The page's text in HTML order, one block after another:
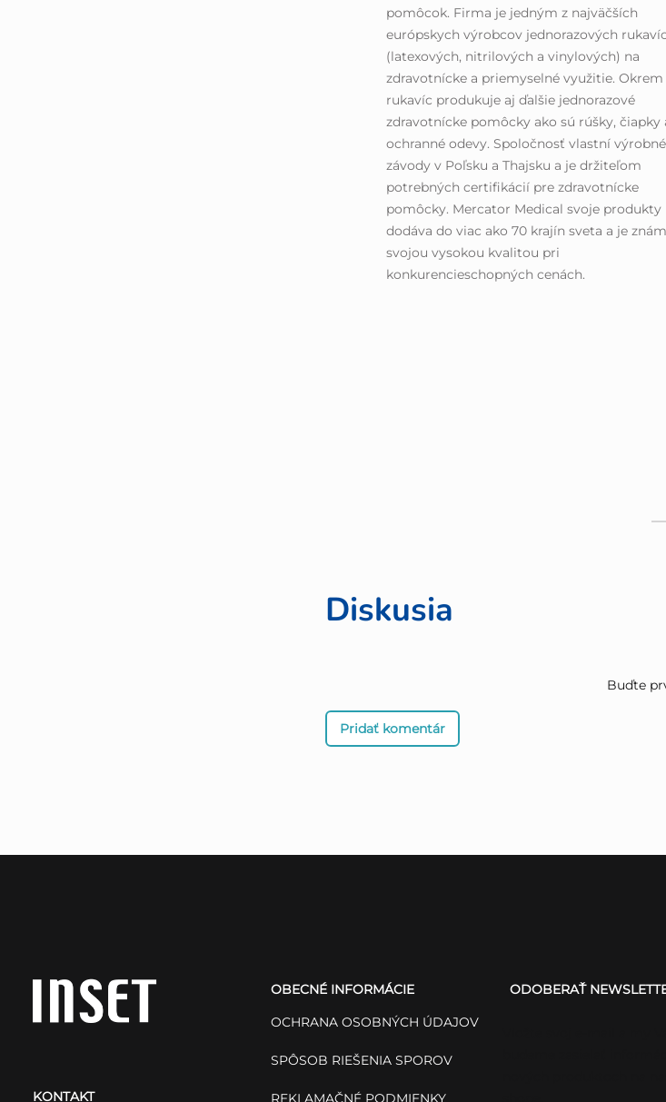
pomôcok. Firma je jedným z najväčších
európskych výrobcov jednorazových rukavíc
(latexových, nitrilových a vinylových) na
zdravotnícke a priemyselné využitie. Okrem
rukavíc produkuje aj ďalšie jednorazové
zdravotnícke pomôcky ako sú rúšky, čiapky
ochranné odevy. Spoločnosť vlastní výrobné
závody v Poľsku a Thajsku a je držiteľom
potrebných certifikácií pre zdravotnícke
pomôcky. Mercator Medical svoje produkty
dodáva do viac ako 70 krajín sveta a je
svojou vysokou kvalitou pri
konkurencieschopných cenách.
Diskusia
Buďte
Pridať komentár
KONTAKT
OBECNÉ INFORMÁCIE
OCHRANA OSOBNÝCH ÚDAJOV
SPÔSOB RIEŠENIA SPOROV
REKLAMAČNÉ PODMIENKY
ODOBERAŤ